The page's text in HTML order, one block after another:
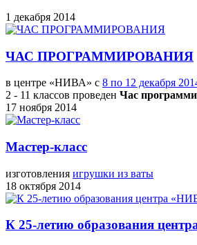
1 декабря 2014
ЧАС ПРОГРАММИРОВАНИЯ
в центре «НИВА» с 8 по 12 декабря
2 - 11 классов проведен Час
17 ноября 2014
Мастер-класс
изготовления игрушки из ваты
18 октября 2014
К 25-летию образования